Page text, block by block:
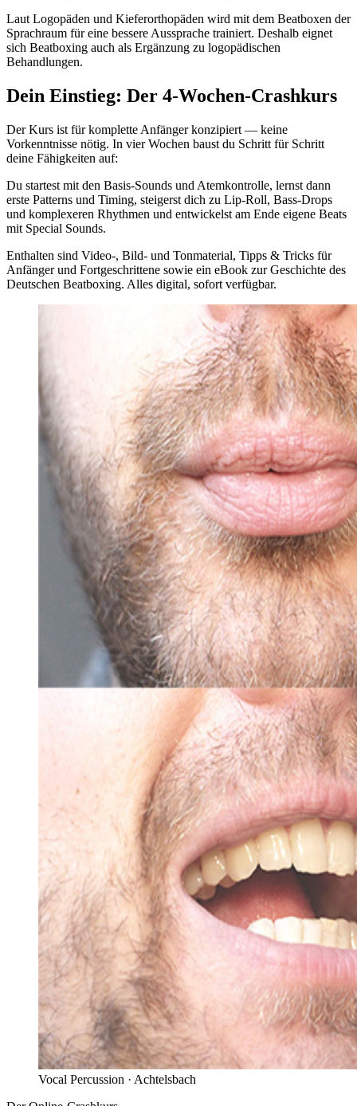
Laut Logopäden und Kieferorthopäden wird mit dem Beatboxen der
Sprachraum für eine bessere Aussprache trainiert. Deshalb eignet
sich Beatboxing auch als Ergänzung zu logopädischen
Behandlungen.
Dein Einstieg: Der 4-Wochen-Crashkurs
Der Kurs ist für komplette Anfänger konzipiert — keine
Vorkenntnisse nötig. In vier Wochen baust du Schritt für Schritt
deine Fähigkeiten auf:
Du startest mit den Basis-Sounds und Atemkontrolle, lernst dann
erste Patterns und Timing, steigerst dich zu Lip-Roll, Bass-Drops
und komplexeren Rhythmen und entwickelst am Ende eigene Beats
mit Special Sounds.
Enthalten sind Video-, Bild- und Tonmaterial, Tipps & Tricks für
Anfänger und Fortgeschrittene sowie ein eBook zur Geschichte des
Deutschen Beatboxing. Alles digital, sofort verfügbar.
Vocal Percussion · Achtelsbach